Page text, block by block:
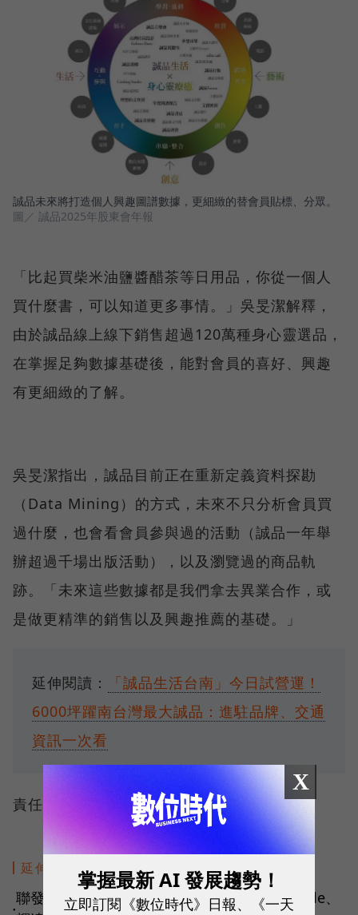
誠品未來將打造個人興趣圖譜數據，更細緻的替會員貼標、分眾。
圖／ 誠品2025年股東會年報
「比起買柴米油鹽醬醋茶等日用品，你從一個人
買什麼書，可以知道更多事情。」吳旻潔解釋，
由於誠品線上線下銷售超過120萬種身心靈選品，
在掌握足夠數據基礎後，能對會員的喜好、興趣
有更細緻的了解。
吳旻潔指出，誠品目前正在重新定義資料探勘
（Data Mining）的方式，未來不只分析會員買
過什麼，也會看會員參與過的活動（誠品一年舉
辦超過千場出版活動），以及瀏覽過的商品軌
跡。「未來這些數據都是我們拿去異業合作，或
是做更精準的銷售以及興趣推薦的基礎。」
延伸閱讀：
「誠品生活台南」今日試營運！
6000坪躍南台灣最大誠品：進駐品牌、交通
資訊一次看
責任編輯：李先泰
延伸閱讀
●
聯發科10年磨一劍！從光碟機起家到搶下Google、
X
掌握最新 AI 發展趨勢！
立即訂閱《數位時代》日報、《一天